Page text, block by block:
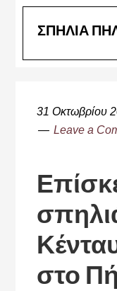
ΣΠΗΛΙΑ
31 Οκτωβρίου
Leave a
στο